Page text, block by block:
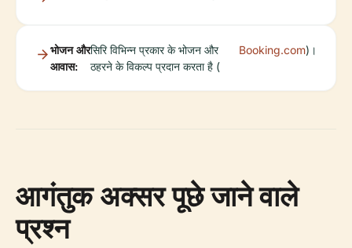
भोजन और
आवास:
सिरि विभिन्न प्रकार के भोजन और
ठहरने के विकल्प प्रदान करता है (
Booking.com)।
आगंतुक अक्सर पूछे जाने वाले
प्रश्न